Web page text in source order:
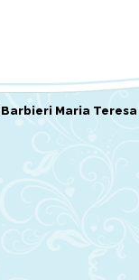
Maria Teresa